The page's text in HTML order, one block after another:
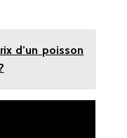
d’un poisson